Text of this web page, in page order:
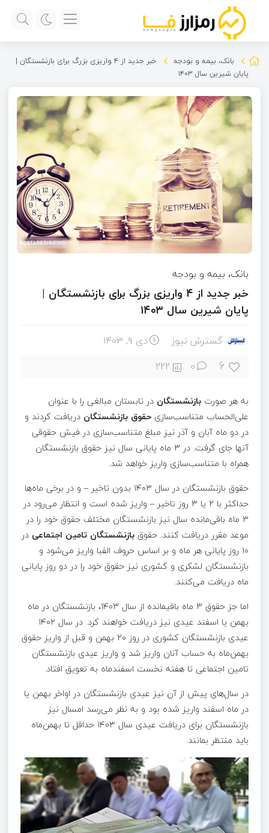
بانک، بیمه و بودجه
خبر جدید از ۴ واریزی بزرگ برای بازنشستگان |
پایان شیرین سال ۱۴۰۳
بانک، بیمه و بودجه
خبر جدید از ۴ واریزی بزرگ برای بازنشستگان |
پایان شیرین سال ۱۴۰۳
گسترش نیوز دی ۹, ۱۴۰۳
6
0
222
به هر صورت بازنشستگان در تابستان مبالغی را با عنوان
علی‌الحساب متناسب‌سازی حقوق بازنشستگان دریافت کردند و
در دو ماه آبان و آذر نیز مبلغ متناسب‌سازی در فیش حقوقی
آنها جای گرفت. در ۳ ماه پایانی سال نیز حقوق بازنشستگان
همراه با متناسب‌سازی واریز خواهد شد.
حقوق بازنشستگان در سال ۱۴۰۳ بدون تاخیر – و در برخی ماه‌ها
حداکثر با ۲ یا ۳ روز تاخیر – واریز شده است و انتظار می‌رود در
۳ ماه باقی‌مانده سال نیز بازنشستگان مختلف حقوق خود را در
موعد مقرر دریافت کنند. حقوق بازنشستگان تامین اجتماعی در
۱۰ روز پایانی هر ماه و بر اساس حروف الفبا واریز می‌شود و
بازنشستگان لشکری و کشوری نیز حقوق خود را در دو روز پایانی
ماه دریافت می‌کنند.
اما جز حقوق ۳ ماه باقیمانده از سال ۱۴۰۳، بازنشستگان در ماه
بهمن یا اسفند عیدی نیز دریافت خواهند کرد. در سال ۱۴۰۲
عیدی بازنشستگان کشوری در روز ۲۰ بهمن و قبل از واریز حقوق
بهمن‌ماه به حساب آنان واریز شد و واریز عیدی بازنشستگان
تامین اجتماعی تا هفته نخست اسفندماه به تعویق افتاد.
در سال‌های پیش از آن نیز عیدی بازنشستگان در اواخر بهمن یا
در ماه اسفند واریز شده بود و به نظر می‌رسد امسال نیز
بازنشستگان برای دریافت عیدی سال ۱۴۰۳ حداقل تا بهمن‌ماه
باید منتظر بمانند.